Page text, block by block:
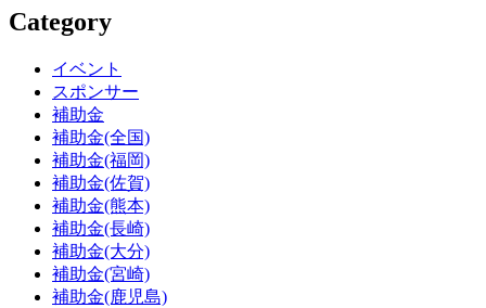
Category
イベント
スポンサー
補助金
補助金(全国)
補助金(福岡)
補助金(佐賀)
補助金(熊本)
補助金(長崎)
補助金(大分)
補助金(宮崎)
補助金(鹿児島)